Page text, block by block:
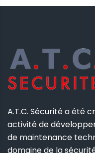
A.T.C. Sécurité a été
activité de
de maintenance
domaine de la